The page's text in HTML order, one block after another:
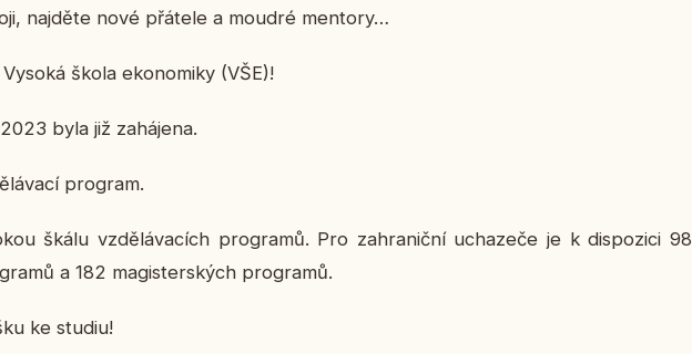
najděte nové přátele a moudré mentory…
škola ekonomiky (VŠE)!
byla již zahájena.
program.
škálu vzdělávacích programů. Pro zahraniční uchazeče je k dispozici 98
a 182 magisterských programů.
ke studiu!